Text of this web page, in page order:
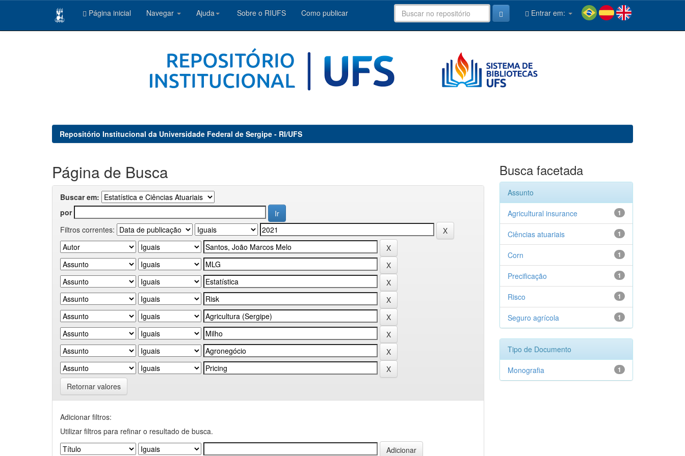
Página inicial Navegar Ajuda Sobre o RIUFS Como publicar Entrar em:
Repositório Institucional da Universidade Federal de Sergipe - RI/UFS
Página de Busca
Buscar em:
por
Filtros correntes:
Retornar valores
Adicionar filtros:
Utilizar filtros para refinar o resultado de busca.
Busca facetada
Assunto
1
Agricultural insurance
1
Ciências atuariais
1
Corn
1
Precificação
1
Risco
1
Seguro agrícola
Tipo de Documento
1
Monografia